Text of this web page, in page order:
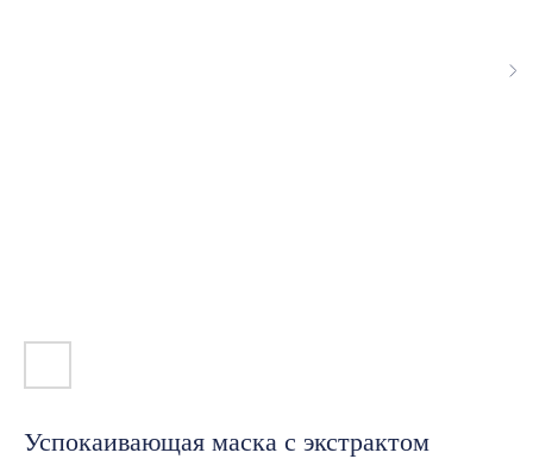
Успокаивающая маска с экстрактом